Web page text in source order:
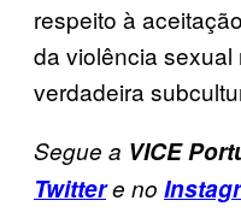
respeito à
da violência sexual
verdadeira
Segue a VICE
Twittere no